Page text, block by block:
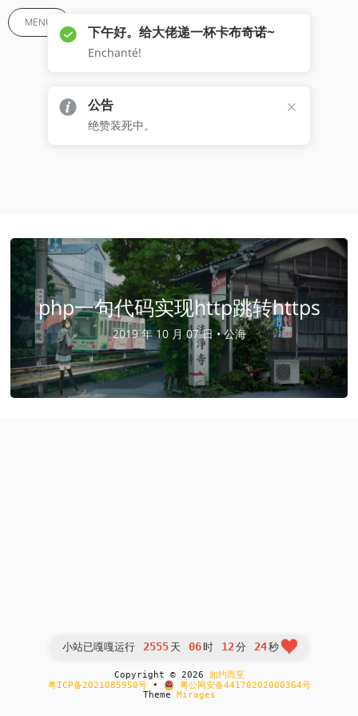
MENU
php一句代码实现http跳转https
2019 年 10 月 07 日 •公海
小站已嘎嘎运行 2555 天 06时 12分 24秒
Copyright © 2026 如约而至
粤ICP备2021085950号•
粤公网安备44170202000364号
Theme Mirages
下午好。给大佬递一杯卡布奇诺~
Enchanté!
公告
绝赞装死中。